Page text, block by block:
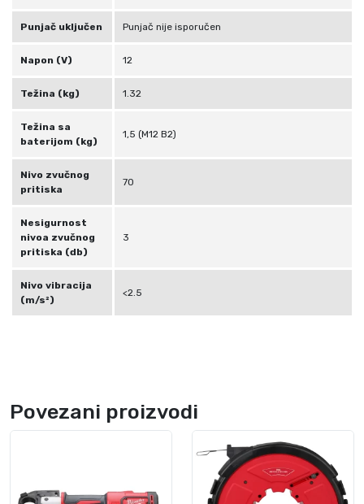
Punjač uključen Punjač nije isporučen
Napon (V) 12
Težina (kg) 1.32
Težina sa
baterijom (kg)
1,5 (M12 B2)
Nivo zvučnog
pritiska
70
Nesigurnost
nivoa zvučnog
pritiska (db)
3
Nivo vibracija
(m/s²)
<2.5
Povezani proizvodi